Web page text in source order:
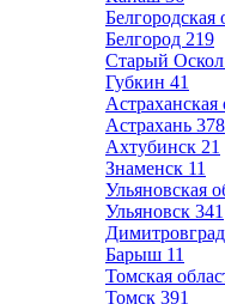
Белгородская
Белгород 219
Старый Оскол
Губкин 41
Астраханская
Астрахань 378
Ахтубинск 21
Знаменск 11
Ульяновская
Ульяновск 341
Димитровград
Барыш 11
Томская
Томск 391